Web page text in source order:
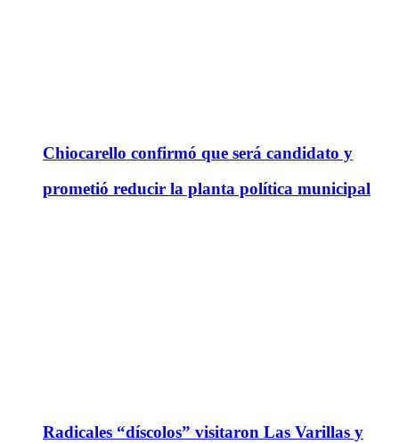
Chiocarello confirmó que será candidato y
prometió reducir la planta política municipal
Radicales “díscolos” visitaron Las Varillas y